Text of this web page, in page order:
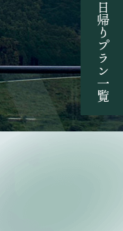
日帰りプラン一覧